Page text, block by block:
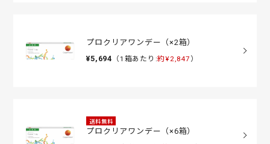
プロクリアワンデー（×2箱）
¥5,694 （1箱あたり:約¥2,847 ）
送料無料
プロクリアワンデー（×6箱）